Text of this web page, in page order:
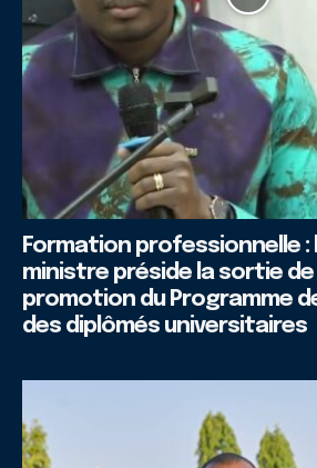
Formation professionnelle :
ministre préside la sortie
promotion du Programme
des diplômés universitaires